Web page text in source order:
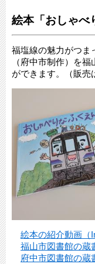
絵本「おしゃべ
福塩線の魅力がつま
（府中市制作）を
ができます。（販売
絵本の紹介動画（
福山市図書館の蔵
府中市図書館の蔵